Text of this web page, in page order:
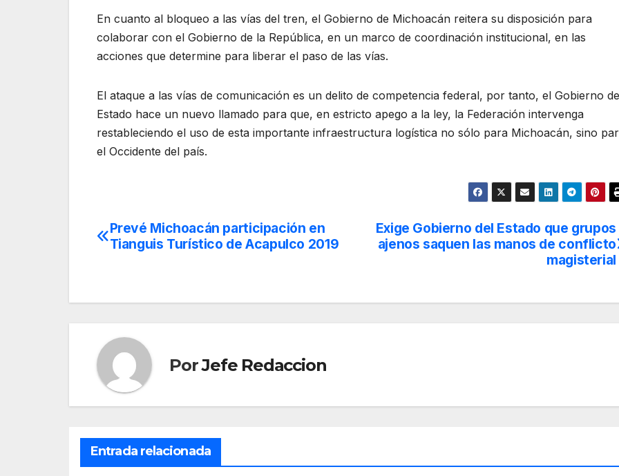
En cuanto al bloqueo a las vías del tren, el Gobierno de Michoacán reitera su disposición para
colaborar con el Gobierno de la República, en un marco de coordinación institucional, en las
acciones que determine para liberar el paso de las vías.
El ataque a las vías de comunicación es un delito de competencia federal, por tanto, el Gobierno
Estado hace un nuevo llamado para que, en estricto apego a la ley, la Federación intervenga
restableciendo el uso de esta importante infraestructura logística no sólo para Michoacán, sino
el Occidente del país.
Navegación
Exige Gobierno del Estado que grupos
ajenos saquen las manos de conflicto
magisterial
Prevé Michoacán participación en
Tianguis Turístico de Acapulco 2019
PorJefe Redaccion
Entrada relacionada